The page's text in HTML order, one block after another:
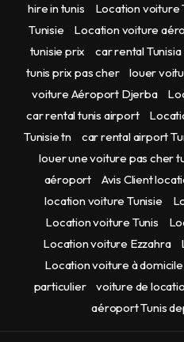
hire in tunis
Location voiture
Tunisie
Location voiture
tunisie prix
car rental Tunisia
tunis prix pas cher
louer
voiture Aéroport Djerba
car rental tunis airport
Tunisie tn
car rental airport
louer une voiture pas cher
aéroport
Avis Client
location voiture Tunisie
Location voiture Tunis
Location voiture Ezzahra
Location voiture à domicile
particulier
voiture de
aéroport Tunis